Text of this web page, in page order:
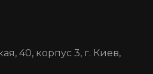
40, корпус 3, г. Киев,